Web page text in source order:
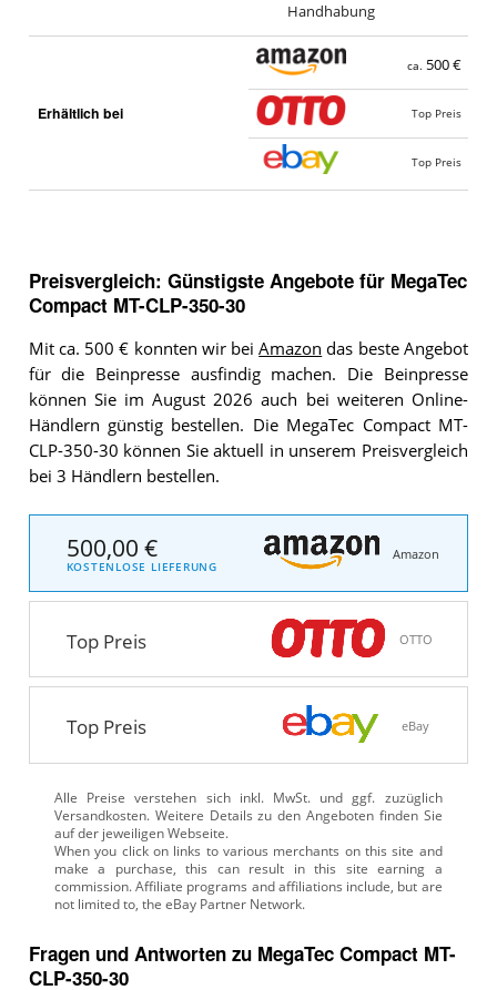
Handhabung
Erhältlich bei
ca. 500 €
Top Preis
Top Preis
Preisvergleich: Günstigste Angebote für MegaTec
Compact MT-CLP-350-30
Mit ca. 500 € konnten wir beiAmazon das beste Angebot
für die Beinpresse ausfindig machen. Die Beinpresse
können Sie im August 2026 auch bei weiteren Online-
Händlern günstig bestellen. Die MegaTec Compact MT-
CLP-350-30 können Sie aktuell in unserem Preisvergleich
bei 3 Händlern bestellen.
500,00 €
KOSTENLOSE LIEFERUNG
Amazon
Top Preis OTTO
Top Preis eBay
Alle Preise verstehen sich inkl. MwSt. und ggf. zuzüglich
Versandkosten. Weitere Details zu den Angeboten finden Sie
auf der jeweiligen Webseite.
Fragen und Antworten zu MegaTec Compact MT-
CLP-350-30